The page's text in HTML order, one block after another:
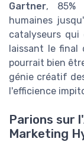
Gartner, 85%
humaines
catalyseurs qui
laissant le final
pourrait bien
génie créatif
l'efficience
Parions sur
Marketing